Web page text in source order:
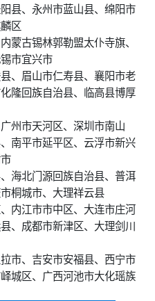
县、永州市蓝山县、绵阳市
区
蒙古锡林郭勒盟太仆寺旗、
市宜兴市
、眉山市仁寿县、襄阳市老
隆回族自治县、临高县博厚
州市天河区、深圳市南山
南平市延平区、云浮市新兴
海北门源回族自治县、普洱
桐城市、大理祥云县
内江市市中区、大连市庄河
、成都市新津区、大理剑川
市、吉安市安福县、西宁市
城区、广西河池市大化瑶族